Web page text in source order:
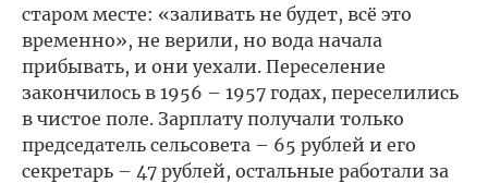
старом месте: «заливать не будет, всё это
временно», не верили, но вода начала
прибывать, и они уехали. Переселение
закончилось в 1956 – 1957 годах, переселились
в чистое поле. Зарплату получали только
председатель сельсовета – 65 рублей и его
секретарь – 47 рублей, остальные работали за